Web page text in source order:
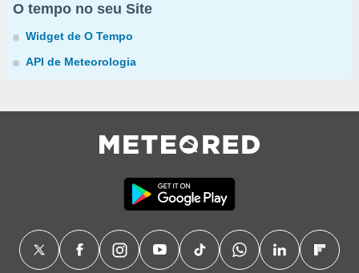
O tempo no seu Site
Widget de O Tempo
API de Meteorologia